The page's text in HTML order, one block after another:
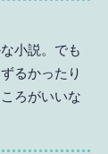
小説。でも
るかったり
ろがいいな